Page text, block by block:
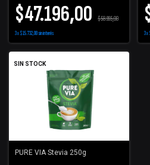
$47.196,00 $58.995,00
3x$15.732,00sin interés 3x
SIN STOCK
PURE VIA Stevia 250g